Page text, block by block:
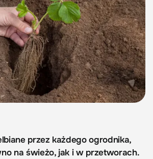
przez każdego ogrodnika,
na świeżo, jak i w przetworach.